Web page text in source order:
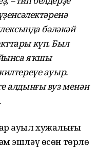
бәләкәй
күп. Был
яҡшы
ауыр.
алдынғы вуз менән
ауыл хужалығы
эшләү өсөн төрлө